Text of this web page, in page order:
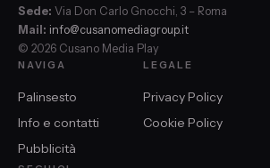
Sede: Via Don Carlo Gnocchi, 3 – Roma
Mail: info@cusanomediagroup.it
© 2026 Cusano Media Play
NAVIGA
Palinsesto
Info e contatti
Pubblicità
LEGALE
Privacy Policy
Cookie Policy